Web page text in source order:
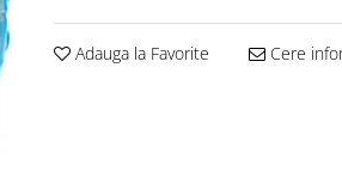
Adauga la Favorite Cere